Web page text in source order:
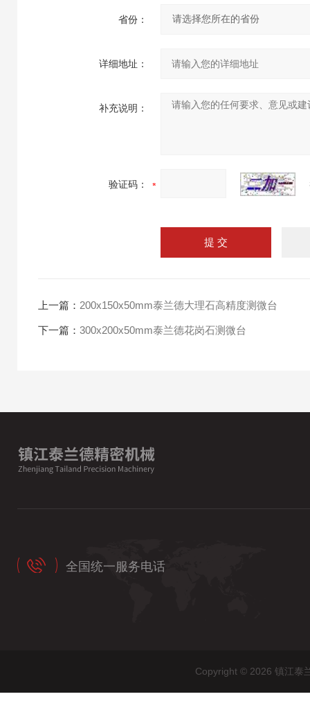
省份：
详细地址：
补充说明：
验证码：
上一篇： 200x150x50mm泰兰德大理石高精度测微台
下一篇： 300x200x50mm泰兰德花岗石测微台
全国统一服务电话
Copyright © 2026 镇江